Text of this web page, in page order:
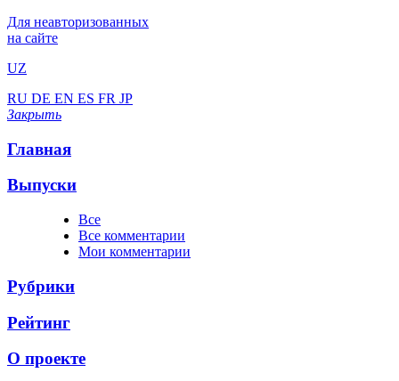
Для неавторизованных
на сайте
UZ
RU DE EN ES FR JP
Закрыть
Главная
Выпуски
Все
Все комментарии
Мои комментарии
Рубрики
Рейтинг
О проекте